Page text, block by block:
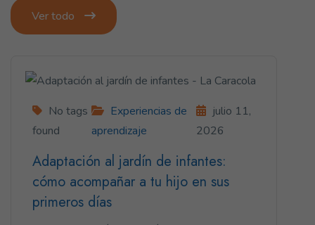
Ver todo
No tags
found
Experiencias de
aprendizaje
julio 11,
2026
Adaptación al jardín de infantes:
cómo acompañar a tu hijo en sus
primeros días